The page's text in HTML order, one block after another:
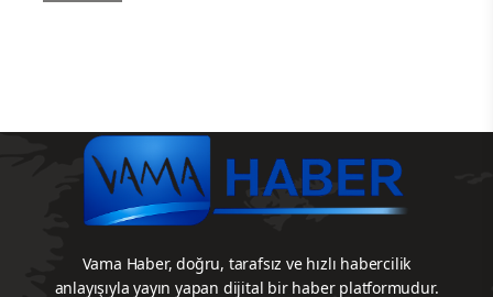
Politika